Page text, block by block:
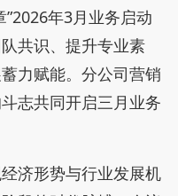
年3月业务启动
共识、提升专业素
力赋能。分公司营销
志共同开启三月业务
济形势与行业发展机